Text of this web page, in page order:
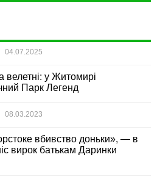
04.07.2025
велетні: у Житомирі
Парк Легенд
08.03.2023
вбивство доньки», — в
вирок батькам Даринки